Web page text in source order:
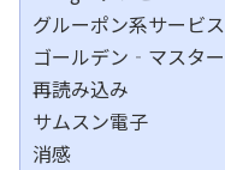
グルーポン系サービス
ゴールデン‐マスター
再読み込み
サムスン電子
消感